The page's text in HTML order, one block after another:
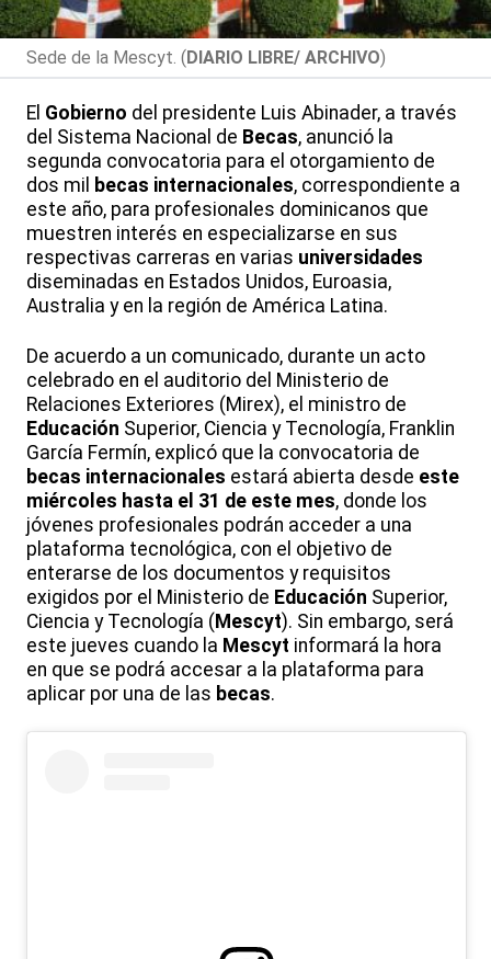
Sede de la Mescyt. (DIARIO LIBRE/ ARCHIVO)
El Gobierno del presidente Luis Abinader, a través
del Sistema Nacional de Becas, anunció la
segunda convocatoria para el otorgamiento de
dos mil becas internacionales, correspondiente a
este año, para profesionales dominicanos que
muestren interés en especializarse en sus
respectivas carreras en varias universidades
diseminadas en Estados Unidos, Euroasia,
Australia y en la región de América Latina.
De acuerdo a un comunicado, durante un acto
celebrado en el auditorio del Ministerio de
Relaciones Exteriores (Mirex), el ministro de
Educación Superior, Ciencia y Tecnología, Franklin
García Fermín, explicó que la convocatoria de
becas internacionales estará abierta desde este
miércoles hasta el 31 de este mes, donde los
jóvenes profesionales podrán acceder a una
plataforma tecnológica, con el objetivo de
enterarse de los documentos y requisitos
exigidos por el Ministerio de Educación Superior,
Ciencia y Tecnología ( Mescyt). Sin embargo, será
este jueves cuando la Mescyt informará la hora
en que se podrá accesar a la plataforma para
aplicar por una de las becas.